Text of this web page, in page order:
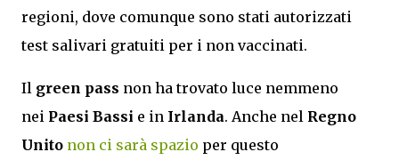
regioni, dove comunque sono stati autorizzati
test salivari gratuiti per i non vaccinati.
Il green pass non ha trovato luce nemmeno
nei Paesi Bassi e in Irlanda. Anche nel Regno
Unito non ci sarà spazio per questo